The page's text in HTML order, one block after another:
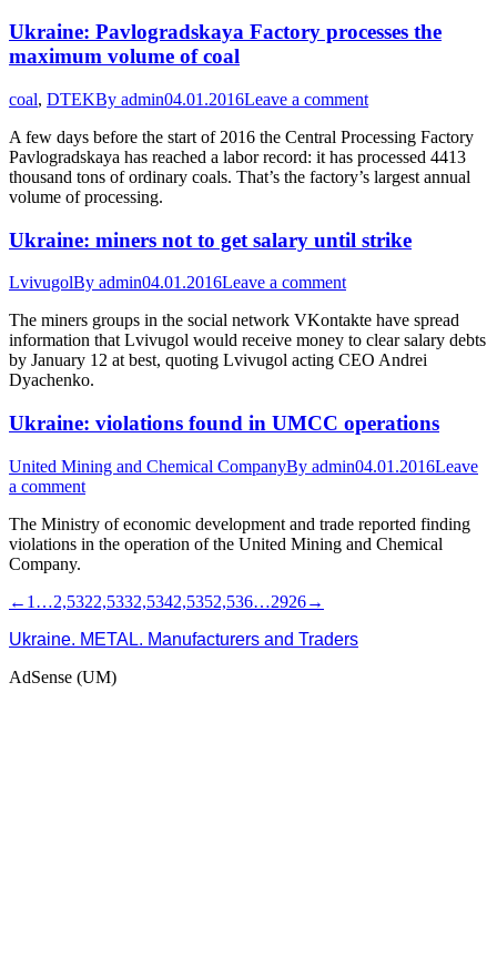
Ukraine: Pavlogradskaya Factory processes the
maximum volume of coal
coal, DTEKBy admin04.01.2016Leave a comment
A few days before the start of 2016 the Central Processing Factory
Pavlogradskaya has reached a labor record: it has processed 4413
thousand tons of ordinary coals. That’s the factory’s largest annual
volume of processing.
Ukraine: miners not to get salary until strike
LvivugolBy admin04.01.2016Leave a comment
The miners groups in the social network VKontakte have spread
information that Lvivugol would receive money to clear salary debts
by January 12 at best, quoting Lvivugol acting CEO Andrei
Dyachenko.
Ukraine: violations found in UMCC operations
United Mining and Chemical CompanyBy admin04.01.2016Leave
a comment
The Ministry of economic development and trade reported finding
violations in the operation of the United Mining and Chemical
Company.
← 1 …2,5322,5332,5342,5352,536…2926→
Ukraine. METAL. Manufacturers and Traders
AdSense (UM)